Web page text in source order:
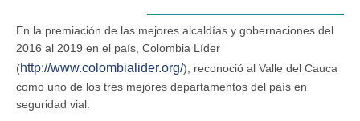
En la premiación de las mejores alcaldías y gobernaciones del
2016 al 2019 en el país, Colombia Líder
(http://www.colombialider.org/), reconoció al Valle del Cauca
como uno de los tres mejores departamentos del país en
seguridad vial.